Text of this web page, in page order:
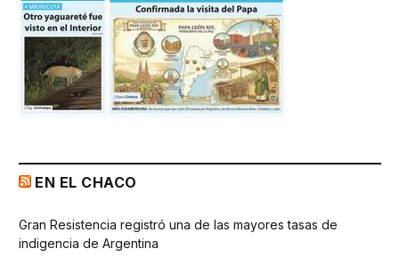
EN EL CHACO
Gran Resistencia registró una de las mayores tasas de
indigencia de Argentina